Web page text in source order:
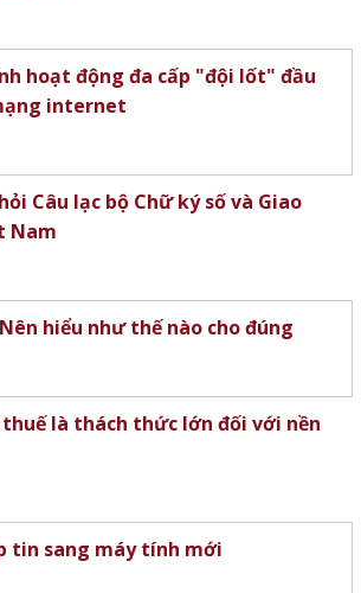
hoạt động đa cấp "đội lốt" đầu
internet
Câu lạc bộ Chữ ký số và Giao
Nam
hiểu như thế nào cho đúng
là thách thức lớn đối với nền
tin sang máy tính mới